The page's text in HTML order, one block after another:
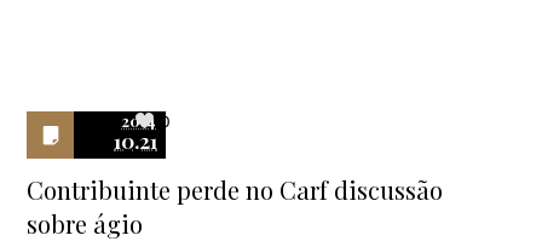
2014
10.21
0
Contribuinte perde no Carf discussão
sobre ágio